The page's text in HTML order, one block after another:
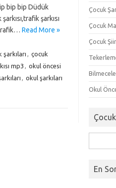
bip bip Düdük
şarkısı
Read More »
şarkıları , çocuk
mp3 , okul öncesi
, okul şarkıları
Çocuk
Çocuk
Çocuk
Okul
Çocuk
En